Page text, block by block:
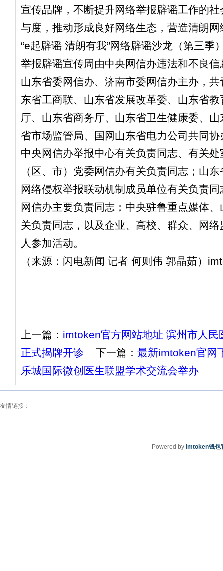
宣传品牌，不断提升网络举报辟谣工作的
与度，推动形成良好网络生态，营造清朗网
“e起辟谣 清朗有我”网络辟谣沙龙（第三季
举报辟谣宣传周由中央网信办违法和不良
山东省委网信办、济南市委网信办主办，
东省工商联、山东省发展改革委、山东省
厅、山东省商务厅、山东省卫生健康委、
省市场监管局、国网山东省电力公司共同协
中央网信办举报中心有关负责同志、有关
（区、市）党委网信办有关负责同志；山
网络侵权举报联动机制成员单位有关负责
网信办主要负责同志；中央驻鲁重点媒体
关负责同志，以及企业、高校、群众、网
人参加活动。
（来源：闪电新闻 记者 何则伟 郭晶茹）
上一篇： imtoken官方网站地址 滨州市人民
正式揭牌开诊 下一篇： 最新imtoken官网
乐城国际微创医生联盟学术交流会举办
友情链接：
Powered by imtoken钱包